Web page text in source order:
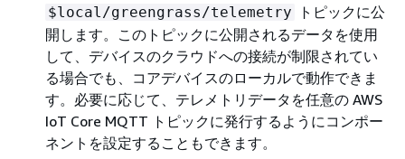
$local/greengrass/telemetry
トピックに公
開します。このトピックに公開されるデータを使用
して、デバイスのクラウドへの接続が制限されてい
る場合でも、コアデバイスのローカルで動作できま
す。必要に応じて、テレメトリデータを任意の AWS
IoT Core MQTT トピックに発行するようにコンポー
ネントを設定することもできます。